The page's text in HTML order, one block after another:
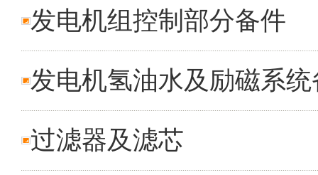
发电机组控制部分备件
发电机氢油水及励磁系统
过滤器及滤芯